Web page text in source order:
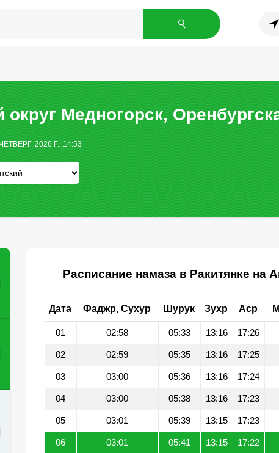
Медногорск,
2026 Г., 14:53
Расписание намаза в Ракитянке на
Дата Фаджр, Сухур Шурук Зухр Аср
01 02:58 05:33 13:16 17:26
02 02:59 05:35 13:16 17:25
03 03:00 05:36 13:16 17:24
04 03:00 05:38 13:16 17:23
05 03:01 05:39 13:15 17:23
06 03:01 05:41 13:15 17:22